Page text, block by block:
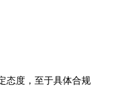
态度，至于具体合规